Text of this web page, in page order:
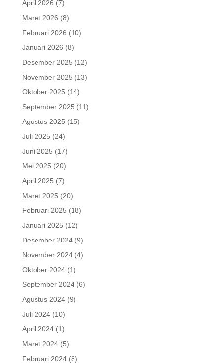
April 2026 (7)
Maret 2026 (8)
Februari 2026 (10)
Januari 2026 (8)
Desember 2025 (12)
November 2025 (13)
Oktober 2025 (14)
September 2025 (11)
Agustus 2025 (15)
Juli 2025 (24)
Juni 2025 (17)
Mei 2025 (20)
April 2025 (7)
Maret 2025 (20)
Februari 2025 (18)
Januari 2025 (12)
Desember 2024(9)
November 2024(4)
Oktober 2024(1)
September 2024(6)
Agustus 2024(9)
Juli 2024(10)
April 2024(1)
Maret 2024(5)
Februari 2024(8)